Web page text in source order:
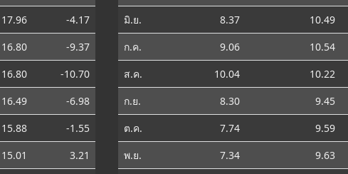
17.96
-4.17
16.80
-9.37
16.80
-10.70
16.49
-6.98
15.88
-1.55
15.01
3.21
มิ.ย.
8.37 10.49
ก.ค.
9.06 10.54
ส.ค.
10.04 10.22
ก.ย.
8.30 9.45
ต.ค.
7.74 9.59
พ.ย.
7.34 9.63